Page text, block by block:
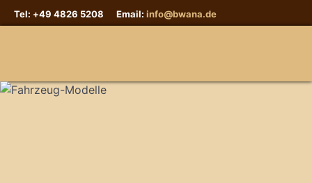
Tel: +49 4826 5208 Email: info@bwana.de
Sprache auswählen